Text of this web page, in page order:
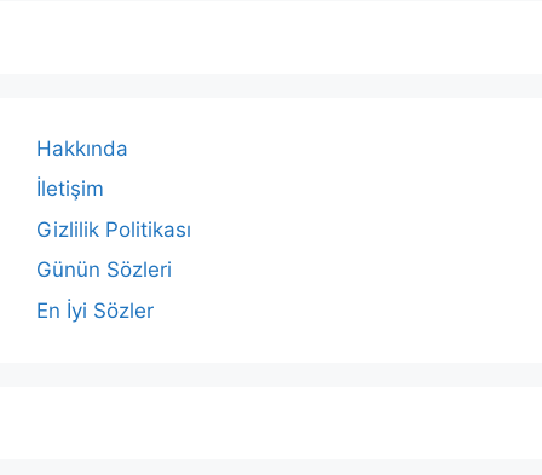
Hakkında
İletişim
Gizlilik Politikası
Günün Sözleri
En İyi Sözler